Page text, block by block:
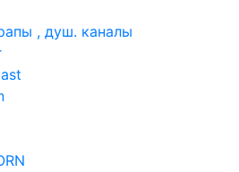
, душ. каналы